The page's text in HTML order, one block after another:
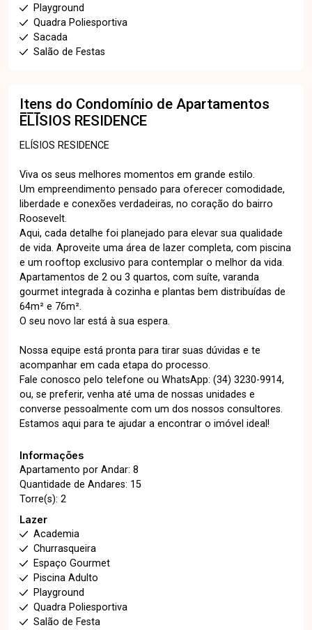
Playground
Quadra Poliesportiva
Sacada
Salão de Festas
Itens do Condomínio de Apartamentos
ELÍSIOS RESIDENCE
ELÍSIOS RESIDENCE
Viva os seus melhores momentos em grande estilo.
Um empreendimento pensado para oferecer comodidade,
liberdade e conexões verdadeiras, no coração do bairro
Roosevelt.
Aqui, cada detalhe foi planejado para elevar sua qualidade
de vida. Aproveite uma área de lazer completa, com piscina
e um rooftop exclusivo para contemplar o melhor da vida.
Apartamentos de 2 ou 3 quartos, com suíte, varanda
gourmet integrada à cozinha e plantas bem distribuídas de
64m² e 76m².
O seu novo lar está à sua espera.
Nossa equipe está pronta para tirar suas dúvidas e te
acompanhar em cada etapa do processo.
Fale conosco pelo telefone ou WhatsApp: (34) 3230-9914,
ou, se preferir, venha até uma de nossas unidades e
converse pessoalmente com um dos nossos consultores.
Estamos aqui para te ajudar a encontrar o imóvel ideal!
Informações
Apartamento por Andar: 8
Quantidade de Andares: 15
Torre(s): 2
Lazer
Academia
Churrasqueira
Espaço Gourmet
Piscina Adulto
Playground
Quadra Poliesportiva
Salão de Festa